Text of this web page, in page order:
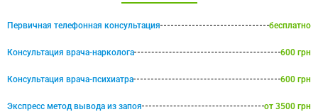
Первичная телефонная консультация бесплатно
Консультация врача-нарколога 600 грн
Консультация врача-психиатра 600 грн
Экспресс метод вывода из запоя от 3500 грн